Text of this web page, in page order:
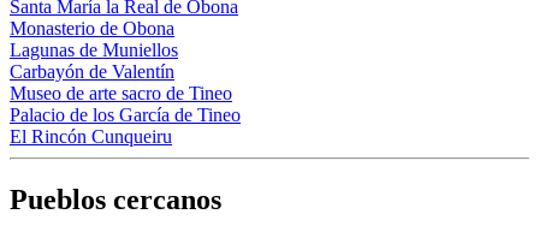
Santa María la Real de Obona
Monasterio de Obona
Lagunas de Muniellos
Carbayón de Valentín
Museo de arte sacro de Tineo
Palacio de los García de Tineo
El Rincón Cunqueiru
Pueblos cercanos